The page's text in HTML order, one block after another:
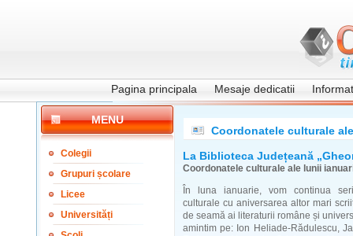
Pagina principala Mesaje dedicatii
MENU
Colegii
Grupuri școlare
Licee
Universități
Coordonatele culturale
La Biblioteca Județeană
Coordonatele culturale ale lunii
În luna ianuarie, vom continua
culturale cu aniversarea altor mari
de seamă ai literaturii române și
amintim pe: Ion Heliade-Rădulescu,